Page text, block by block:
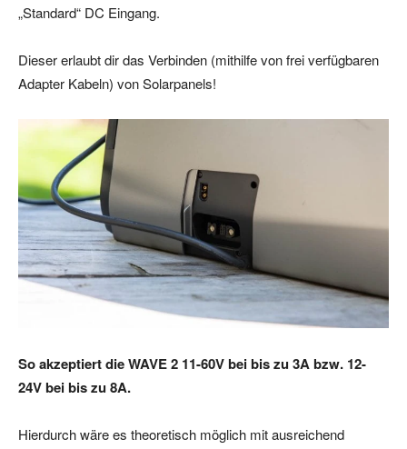
„Standard“ DC Eingang.
Dieser erlaubt dir das Verbinden (mithilfe von frei verfügbaren
Adapter Kabeln) von Solarpanels!
So akzeptiert die WAVE 2 11-60V bei bis zu 3A bzw. 12-
24V bei bis zu 8A.
Hierdurch wäre es theoretisch möglich mit ausreichend